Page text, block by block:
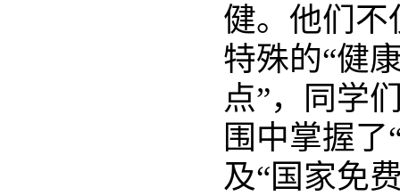
健。他们不
特殊的“健
点”，同学
围中掌握了
及“国家免